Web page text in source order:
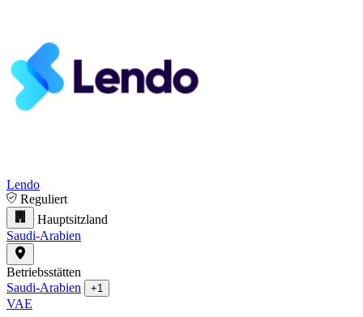
Lendo
Reguliert
Hauptsitzland
Saudi-Arabien
Betriebsstätten
Saudi-Arabien
+1
VAE